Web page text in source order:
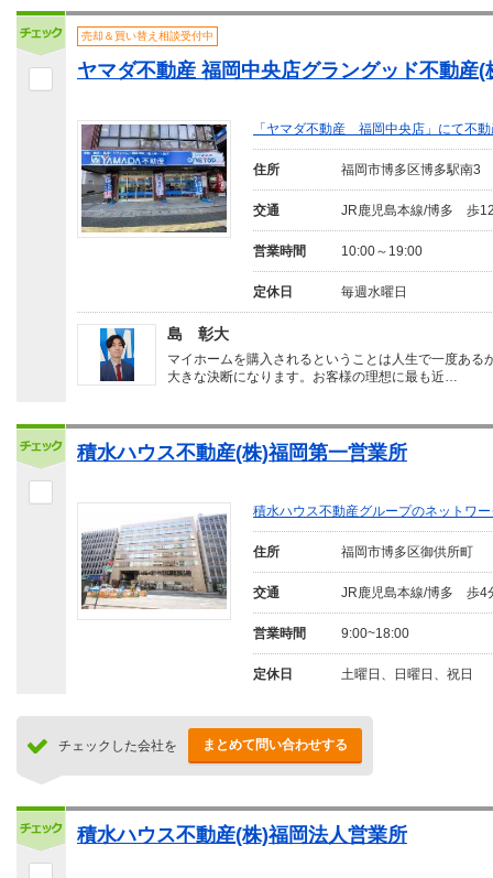
売却＆買い替え相談受付中
ヤマダ不動産 福岡中央店グラングッド不動産(
「ヤマダ不動産 福岡中央店」にて不
住所 福岡市博多区博多駅南3
交通 JR鹿児島本線/博多 歩
営業時間 10:00～19:00
定休日 毎週水曜日
島 彰大
マイホームを購入されるということは人生で一度ある
大きな決断になります。お客様の理想に最も近…
積水ハウス不動産(株)福岡第一営業所
積水ハウス不動産グループのネットワ
住所 福岡市博多区御供所町
交通 JR鹿児島本線/博多 歩4
営業時間 9:00~18:00
定休日 土曜日、日曜日、祝日
チェックした会社を まとめて問い合わせする
積水ハウス不動産(株)福岡法人営業所